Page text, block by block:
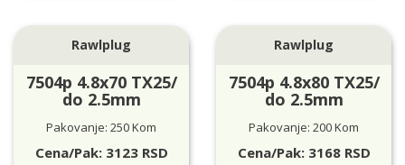
Rawlplug
7504p 4.8x70 TX25/
do 2.5mm
Pakovanje: 250 Kom
Cena/Pak: 3123RSD
Rawlplug
7504p 4.8x80 TX25/
do 2.5mm
Pakovanje: 200 Kom
Cena/Pak: 3168RSD